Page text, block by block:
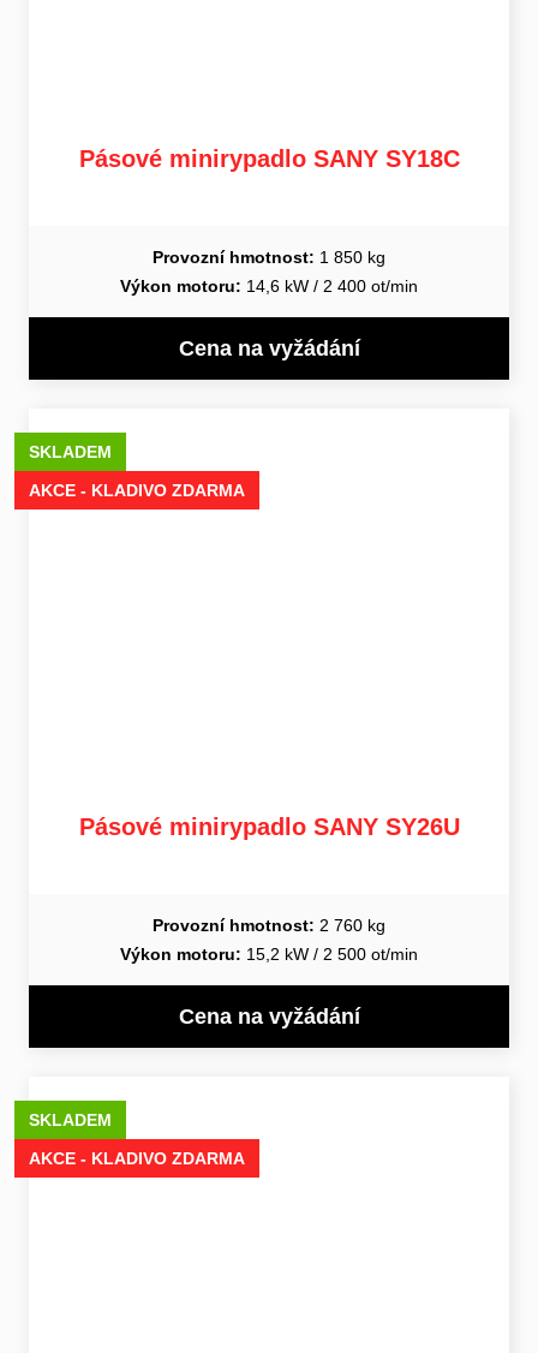
Pásové minirypadlo SANY SY18C
Provozní hmotnost: 1 850 kg
Výkon motoru: 14,6 kW / 2 400 ot/min
Cena na vyžádání
SKLADEM
AKCE - KLADIVO ZDARMA
Pásové minirypadlo SANY SY26U
Provozní hmotnost: 2 760 kg
Výkon motoru: 15,2 kW / 2 500 ot/min
Cena na vyžádání
SKLADEM
AKCE - KLADIVO ZDARMA